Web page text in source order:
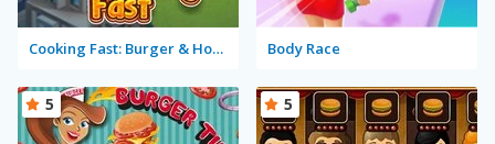
Cooking Fast: Burger & Hotdog Body Race
5 5